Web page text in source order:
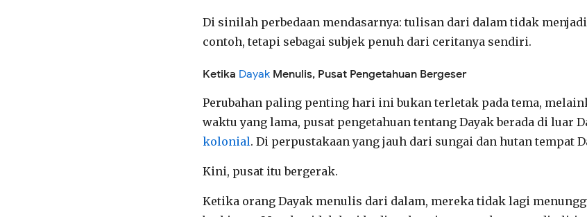
Di sinilah perbedaan mendasarnya: tulisan dari dalam tidak
contoh, tetapi sebagai subjek penuh dari ceritanya sendiri.
Ketika Dayak Menulis, Pusat Pengetahuan Bergeser
Perubahan paling penting hari ini bukan terletak pada tema,
waktu yang lama, pusat pengetahuan tentang Dayak berada di luar
kolonial. Di perpustakaan yang jauh dari sungai dan hutan tempat
Kini, pusat itu bergerak.
Ketika orang Dayak menulis dari dalam, mereka tidak lagi